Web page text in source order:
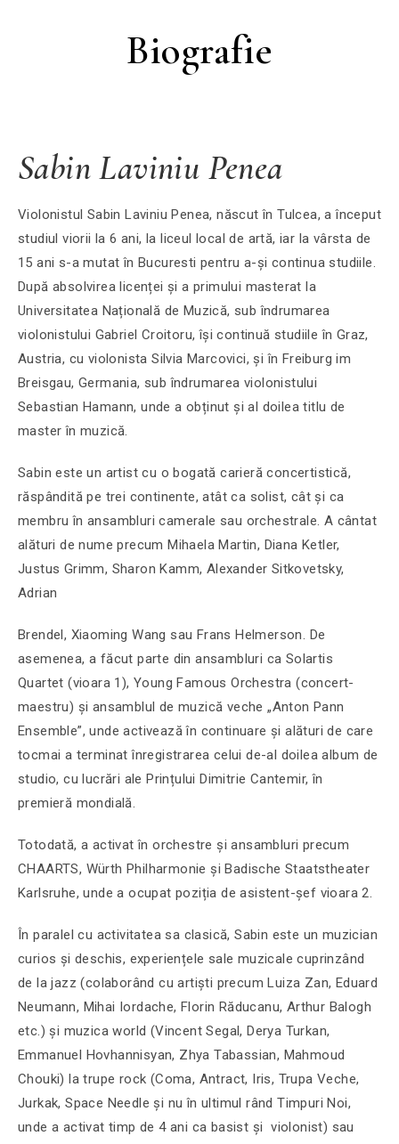
Biografie
Sabin Laviniu Penea
Violonistul Sabin Laviniu Penea, născut în Tulcea, a început
studiul viorii la 6 ani, la liceul local de artă, iar la vârsta de
15 ani s-a mutat în Bucuresti pentru a-și continua studiile.
După absolvirea licenței și a primului masterat la
Universitatea Națională de Muzică, sub îndrumarea
violonistului Gabriel Croitoru, își continuă studiile în Graz,
Austria, cu violonista Silvia Marcovici, și în Freiburg im
Breisgau, Germania, sub îndrumarea violonistului
Sebastian Hamann, unde a obținut și al doilea titlu de
master în muzică.
Sabin este un artist cu o bogată carieră concertistică,
răspândită pe trei continente, atât ca solist, cât și ca
membru în ansambluri camerale sau orchestrale. A cântat
alături de nume precum Mihaela Martin, Diana Ketler,
Justus Grimm, Sharon Kamm, Alexander Sitkovetsky,
Adrian
Brendel, Xiaoming Wang sau Frans Helmerson. De
asemenea, a făcut parte din ansambluri ca Solartis
Quartet (vioara 1), Young Famous Orchestra (concert-
maestru) și ansamblul de muzică veche „Anton Pann
Ensemble”, unde activează în continuare și alături de care
tocmai a terminat înregistrarea celui de-al doilea album de
studio, cu lucrări ale Prințului Dimitrie Cantemir, în
premieră mondială.
Totodată, a activat în orchestre și ansambluri precum
CHAARTS, Würth Philharmonie și Badische Staatstheater
Karlsruhe, unde a ocupat poziția de asistent-șef vioara 2.
În paralel cu activitatea sa clasică, Sabin este un muzician
curios și deschis, experiențele sale muzicale cuprinzând
de la jazz (colaborând cu artiști precum Luiza Zan, Eduard
Neumann, Mihai Iordache, Florin Răducanu, Arthur Balogh
etc.) și muzica world (Vincent Segal, Derya Turkan,
Emmanuel Hovhannisyan, Zhya Tabassian, Mahmoud
Chouki) la trupe rock (Coma, Antract, Iris, Trupa Veche,
Jurkak, Space Needle și nu în ultimul rând Timpuri Noi,
unde a activat timp de 4 ani ca basist și violonist) sau